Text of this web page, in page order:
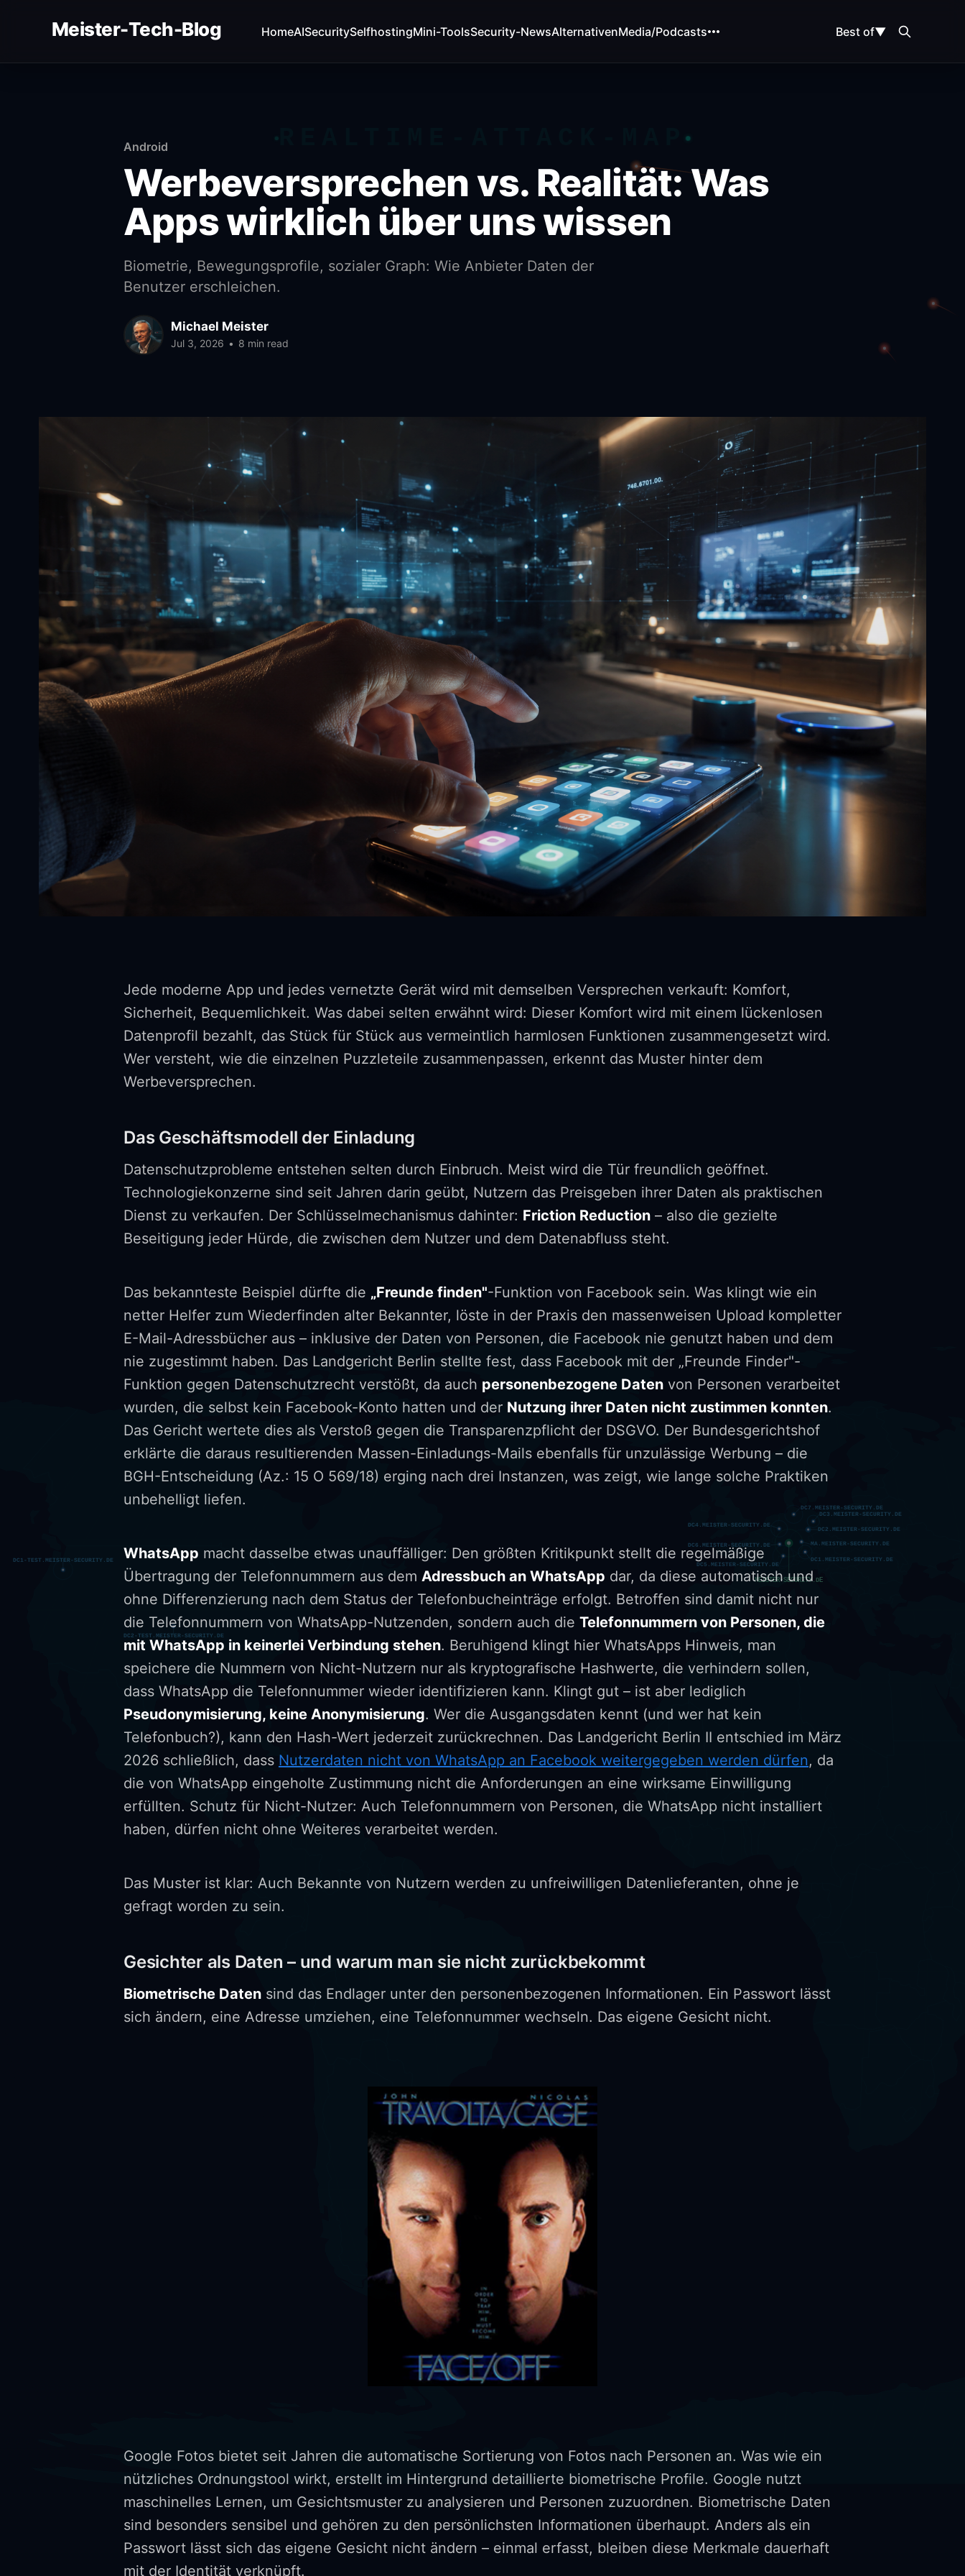
REALTIME-ATTACK-MAP
Meister-Tech-Blog HomeAISecuritySelfhostingMini-ToolsSecurity-NewsAlternativenMedia/Podcasts Best of▼
Android
Werbeversprechen vs. Realität: Was
Apps wirklich über uns wissen
Biometrie, Bewegungsprofile, sozialer Graph: Wie Anbieter Daten der
Benutzer erschleichen.
Michael Meister
Jul 3, 2026 • 8 min read
Jede moderne App und jedes vernetzte Gerät wird mit demselben Versprechen verkauft: Komfort,
Sicherheit, Bequemlichkeit. Was dabei selten erwähnt wird: Dieser Komfort wird mit einem lückenlosen
Datenprofil bezahlt, das Stück für Stück aus vermeintlich harmlosen Funktionen zusammengesetzt wird.
Wer versteht, wie die einzelnen Puzzleteile zusammenpassen, erkennt das Muster hinter dem
Werbeversprechen.
Das Geschäftsmodell der Einladung
Datenschutzprobleme entstehen selten durch Einbruch. Meist wird die Tür freundlich geöffnet.
Technologiekonzerne sind seit Jahren darin geübt, Nutzern das Preisgeben ihrer Daten als praktischen
Dienst zu verkaufen. Der Schlüsselmechanismus dahinter: Friction Reduction – also die gezielte
Beseitigung jeder Hürde, die zwischen dem Nutzer und dem Datenabfluss steht.
Das bekannteste Beispiel dürfte die „Freunde finden"-Funktion von Facebook sein. Was klingt wie ein
netter Helfer zum Wiederfinden alter Bekannter, löste in der Praxis den massenweisen Upload kompletter
E-Mail-Adressbücher aus – inklusive der Daten von Personen, die Facebook nie genutzt haben und dem
nie zugestimmt haben. Das Landgericht Berlin stellte fest, dass Facebook mit der „Freunde Finder"-
Funktion gegen Datenschutzrecht verstößt, da auch personenbezogene Daten von Personen verarbeitet
wurden, die selbst kein Facebook-Konto hatten und der Nutzung ihrer Daten nicht zustimmen konnten.
Das Gericht wertete dies als Verstoß gegen die Transparenzpflicht der DSGVO. Der Bundesgerichtshof
erklärte die daraus resultierenden Massen-Einladungs-Mails ebenfalls für unzulässige Werbung – die
BGH-Entscheidung (Az.: 15 O 569/18) erging nach drei Instanzen, was zeigt, wie lange solche Praktiken
unbehelligt liefen.
WhatsApp macht dasselbe etwas unauffälliger: Den größten Kritikpunkt stellt die regelmäßige
Übertragung der Telefonnummern aus dem Adressbuch an WhatsApp dar, da diese automatisch und
ohne Differenzierung nach dem Status der Telefonbucheinträge erfolgt. Betroffen sind damit nicht nur
die Telefonnummern von WhatsApp-Nutzenden, sondern auch die Telefonnummern von Personen, die
mit WhatsApp in keinerlei Verbindung stehen. Beruhigend klingt hier WhatsApps Hinweis, man
speichere die Nummern von Nicht-Nutzern nur als kryptografische Hashwerte, die verhindern sollen,
dass WhatsApp die Telefonnummer wieder identifizieren kann. Klingt gut – ist aber lediglich
Pseudonymisierung, keine Anonymisierung. Wer die Ausgangsdaten kennt (und wer hat kein
Telefonbuch?), kann den Hash-Wert jederzeit zurückrechnen. Das Landgericht Berlin II entschied im März
2026 schließlich, dass Nutzerdaten nicht von WhatsApp an Facebook weitergegeben werden dürfen, da
die von WhatsApp eingeholte Zustimmung nicht die Anforderungen an eine wirksame Einwilligung
erfüllten. Schutz für Nicht-Nutzer: Auch Telefonnummern von Personen, die WhatsApp nicht installiert
haben, dürfen nicht ohne Weiteres verarbeitet werden.
Das Muster ist klar: Auch Bekannte von Nutzern werden zu unfreiwilligen Datenlieferanten, ohne je
gefragt worden zu sein.
Gesichter als Daten – und warum man sie nicht zurückbekommt
Biometrische Daten sind das Endlager unter den personenbezogenen Informationen. Ein Passwort lässt
sich ändern, eine Adresse umziehen, eine Telefonnummer wechseln. Das eigene Gesicht nicht.
Google Fotos bietet seit Jahren die automatische Sortierung von Fotos nach Personen an. Was wie ein
nützliches Ordnungstool wirkt, erstellt im Hintergrund detaillierte biometrische Profile. Google nutzt
maschinelles Lernen, um Gesichtsmuster zu analysieren und Personen zuzuordnen. Biometrische Daten
sind besonders sensibel und gehören zu den persönlichsten Informationen überhaupt. Anders als ein
Passwort lässt sich das eigene Gesicht nicht ändern – einmal erfasst, bleiben diese Merkmale dauerhaft
mit der Identität verknüpft.